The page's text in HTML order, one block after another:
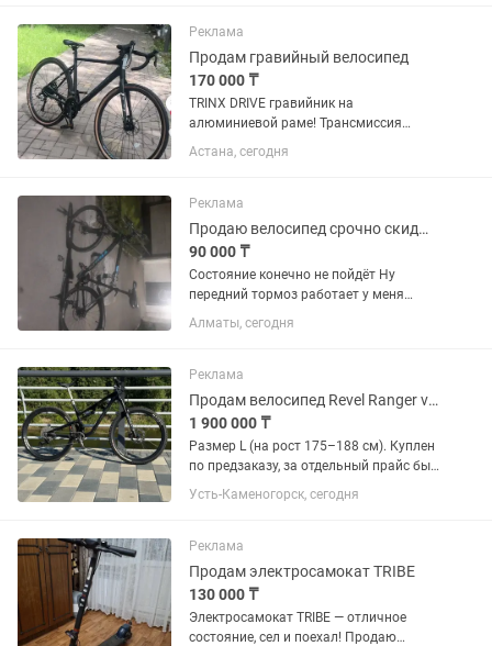
270⁰. •Руль не использовался для...
Реклама
Продам гравийный велосипед
170 000 ₸
TRINX DRIVE гравийник на
алюминиевой раме! Трансмиссия
SHIMANO CLARIS, 16 скоростей
Дисковые тормоза Лёгкий, надёжный,
Астана, сегодня
Реклама
Продаю велосипед срочно скидываю цену он живучий
90 000 ₸
Состояние конечно не пойдёт Ну
передний тормоз работает у меня
задний тормоз надо колодки купить и
поменять их в общем по
я его перенастроил что не скидывать
на...
Алматы, сегодня
Реклама
Продам велосипед Revel Ranger v2 2025
1 900 000 ₸
Размер L (на рост 175–188 см). Куплен
по предзаказу, за отдельный прайс был
собран и обслужен включая нулевое
ТО мастерами Worldwide Cyclery и
идеальном состоянии,...
Усть-Каменогорск, сегодня
Реклама
Продам электросамокат TRIBE
130 000 ₸
Электросамокат TRIBE — отличное
состояние, сел и поехал! Продаю